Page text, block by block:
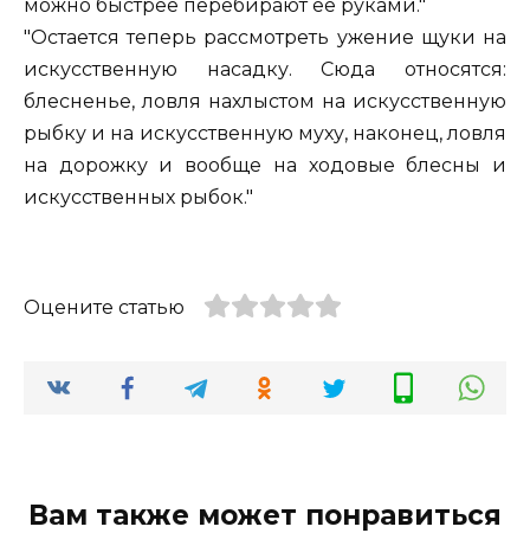
можно быстрее перебирают ее руками."
"Остается теперь рассмотреть ужение щуки на
искусственную насадку. Сюда относятся:
блесненье, ловля нахлыстом на искусственную
рыбку и на искусственную муху, наконец, ловля
на дорожку и вообще на ходовые блесны и
искусственных рыбок."
Оцените статью
Вам также может понравиться